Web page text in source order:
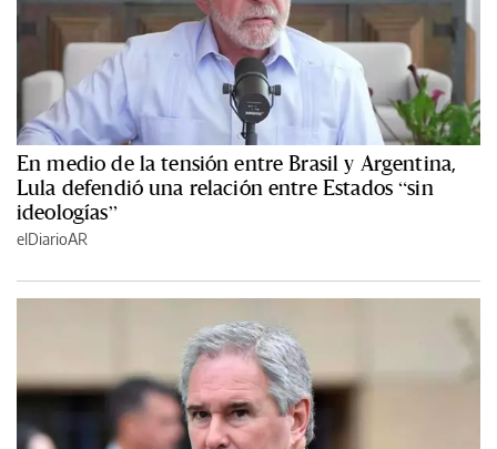
En medio de la tensión entre Brasil y Argentina,
Lula defendió una relación entre Estados “sin
ideologías”
elDiarioAR